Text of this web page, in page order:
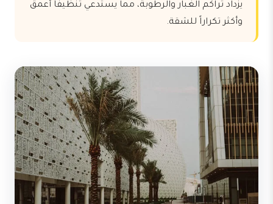
يزداد تراكم الغبار والرطوبة، مما يستدعي تنظيفاً أعمق
وأكثر تكراراً للشقة.